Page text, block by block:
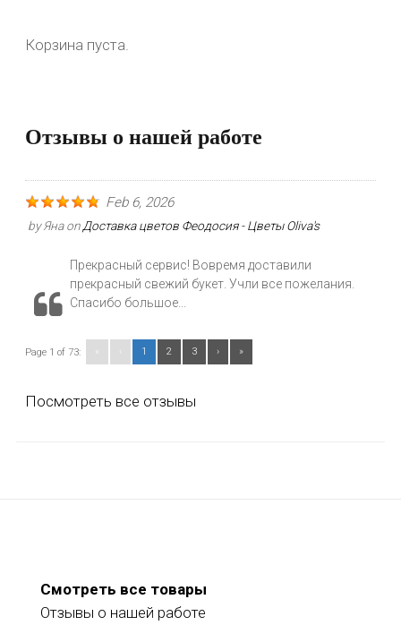
Корзина пуста.
Отзывы о нашей работе
Feb 6, 2026
byЯнаon Доставка цветов Феодосия - Цветы Oliva's
Прекрасный сервис! Вовремя доставили
прекрасный свежий букет. Учли все пожелания.
Спасибо большое...
Page 1 of 73: 1 2 3 › »
Посмотреть все отзывы
Смотреть все товары
Отзывы о нашей работе